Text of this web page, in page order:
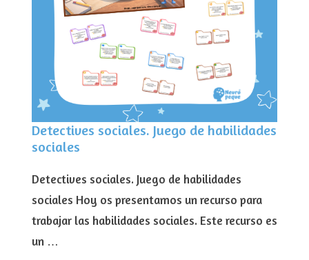
Detectives sociales. Juego de habilidades
sociales
Detectives sociales. Juego de habilidades
sociales Hoy os presentamos un recurso para
trabajar las habilidades sociales. Este recurso es
un …